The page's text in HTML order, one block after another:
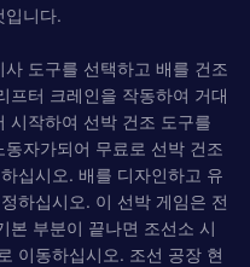
입니다.
도구를 선택하고 배를 건조
프터 크레인을 작동하여 거대
시작하여 선박 건조 도구를
자가되어 무료로 선박 건조
십시오. 배를 디자인하고 유
하십시오. 이 선박 게임은 전
본 부분이 끝나면 조선소 시
이동하십시오. 조선 공장 현